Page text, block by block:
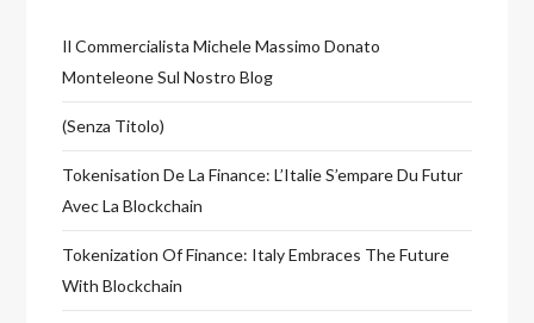
Il Commercialista Michele Massimo Donato
Monteleone Sul Nostro Blog
(senza Titolo)
Tokenisation De La Finance: L’Italie S’empare Du Futur
Avec La Blockchain
Tokenization Of Finance: Italy Embraces The Future
With Blockchain